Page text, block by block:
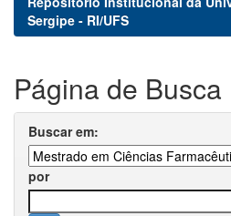
Sergipe - RI/UFS
Página de Busca
Buscar em:
por